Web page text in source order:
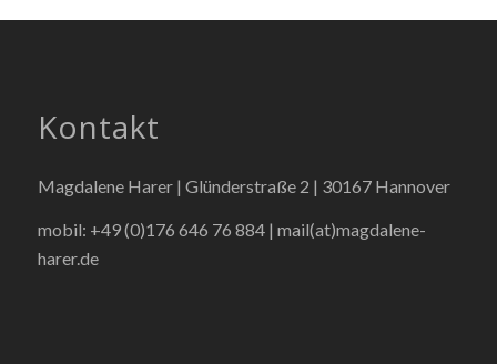
Kontakt
Magdalene Harer | Glünderstraße 2 | 30167 Hannover
mobil: +49 (0)176 646 76 884 | mail(at)magdalene-
harer.de